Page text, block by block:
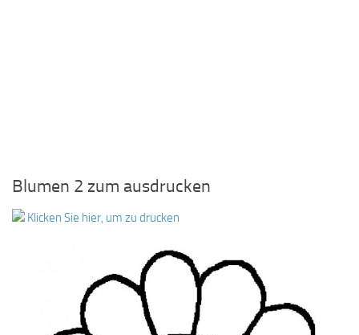
Blumen 2 zum ausdrucken
Klicken Sie hier, um zu drucken